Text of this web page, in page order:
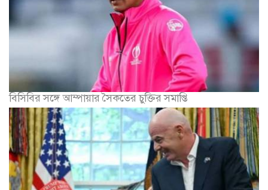
বিসিবির সঙ্গে আম্পায়ার সৈকতের চুক্তির সমাপ্তি